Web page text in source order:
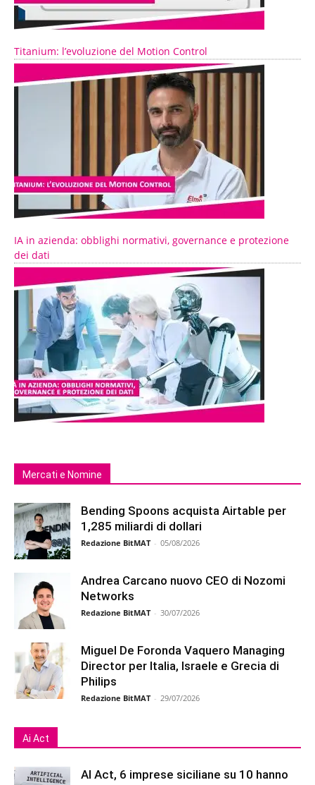
Titanium: l’evoluzione del Motion Control
IA in azienda: obblighi normativi, governance e protezione
dei dati
Mercati e Nomine
Bending Spoons acquista Airtable per
1,285 miliardi di dollari
Redazione BitMAT - 05/08/2026
Andrea Carcano nuovo CEO di Nozomi
Networks
Redazione BitMAT - 30/07/2026
Miguel De Foronda Vaquero Managing
Director per Italia, Israele e Grecia di
Philips
Redazione BitMAT - 29/07/2026
Ai Act
AI Act, 6 imprese siciliane su 10 hanno